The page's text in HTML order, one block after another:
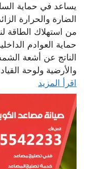
يساعد في حماية
الضارة والحرارة
من استهلاك الطاقة
حماية العوادم
الناتج عن أشعة
والأرضية ولوحة
اقرأ المزيد